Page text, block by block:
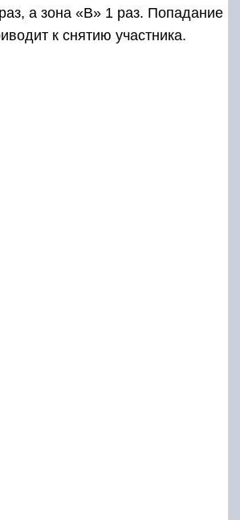
а зона «В» 1 раз. Попадание
к снятию участника.